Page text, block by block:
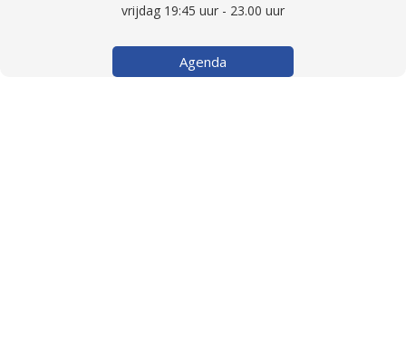
vrijdag 19:45 uur - 23.00 uur
Agenda